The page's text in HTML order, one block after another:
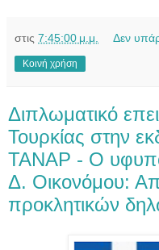
στις 7:45:00 μ.μ. Δεν
Κοινή χρήση
Διπλωματικό
Τουρκίας στην
ΤΑΝΑΡ - Ο
Δ. Οικονόμου:
προκλητικών